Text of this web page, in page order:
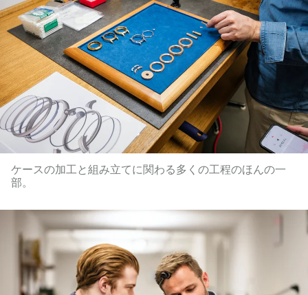
ケースの加工と組み立てに関わる多くの工程のほんの一
部。